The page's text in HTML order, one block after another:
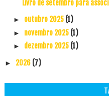
Livro de setembro para
► outubro 2025 (1)
► novembro 2025 (1)
► dezembro 2025 (1)
► 2026 (7)